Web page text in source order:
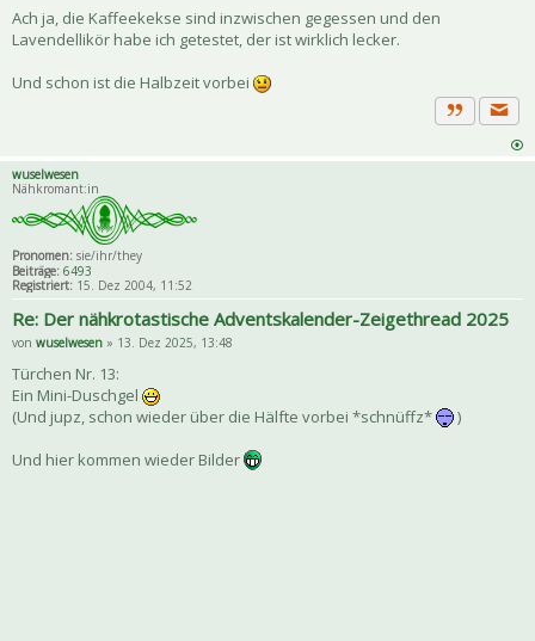
Ach ja, die Kaffeekekse sind inzwischen gegessen und den
Lavendellikör habe ich getestet, der ist wirklich lecker.
Und schon ist die Halbzeit vorbei
Zitat
wuselwesen
Nähkromant:in
Pronomen: sie/ihr/they
Beiträge: 6493
Registriert: 15. Dez 2004, 11:52
Re: Der nähkrotastische Adventskalender-Zeigethread 2025
von wuselwesen » 13. Dez 2025, 13:48
Türchen Nr. 13:
Ein Mini-Duschgel
(Und jupz, schon wieder über die Hälfte vorbei *schnüffz*
)
Und hier kommen wieder Bilder